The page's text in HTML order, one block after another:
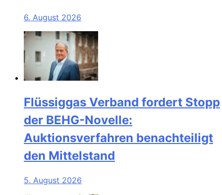
6. August 2026
Flüssiggas Verband fordert Stopp
der BEHG-Novelle:
Auktionsverfahren benachteiligt
den Mittelstand
5. August 2026